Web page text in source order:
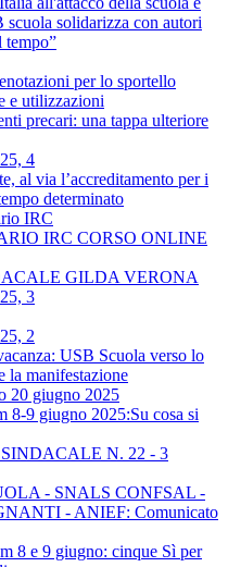
solidarizza con autori
tempo”
per lo sportello
e utilizzazioni
precari: una tappa ulteriore
4
al via l’accreditamento per i
determinato
IRC
IRC CORSO ONLINE
GILDA VERONA
3
2
USB Scuola verso lo
la manifestazione
20 giugno 2025
8-9 giugno 2025:Su cosa si
N. 22 - 3
- SNALS CONFSAL -
- ANIEF: Comunicato
8 e 9 giugno: cinque Sì per